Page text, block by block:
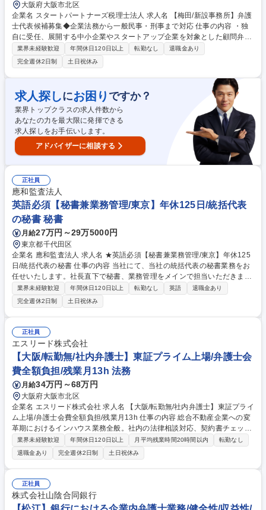
大阪府大阪市北区
企業名 スタートパートナーズ税理士法人 求人名 【梅田/新設事務所】弁護
士代表候補募集◆企業法務から一般民事・刑事まで対応 仕事の内容 ・独
自に受任、展開する中小企業やスタートアップ企業を対象とした顧問弁護
士業務（契約書チェック、労務相談、機関設計等） ・M&Aや事業承継に
おける法的スキームの構築・デューデリジェンス ・債権回収といった「企
業法務・商事法務」全般 ・個人のクライアントに対する親族・相続案件
（遺産分割協議、遺言書作成等）や不動産取引に関する「民事・資産法
務」 幅広く携わっていただくほか、オープニングスタッフとして事務所の
業務フローや各種書式・テンプレートの整備といった立ち上げ・運営業務
にも初期から深くコミットしていただきます。 募集職種 【梅田/新設事務
所】弁護士代表候補募集◆企業法務から一般民事・刑事まで対応
業界未経験歓迎 年間休日120日以上 転勤なし
退職金あり
完全週休2日制
土日祝休み
求人探しにお困り ですか？
業界トップクラスの求人件数から
あなたの力を最大限に発揮できる
求人探しをお手伝いします。
アドバイザーに相談する
正社員
應和監査法人
英語必須【秘書兼業務管理/東京】年休125日/統括代表
の秘書 秘書
月給27万円～29万5000円
東京都千代田区
企業名 應和監査法人 求人名 ★英語必須【秘書兼業務管理/東京】年休125
日/統括代表の秘書 仕事の内容 当社にて、当社の統括代表の秘書業務をお
任せいたします。社長直下で秘書、業務管理をメインで担当いただきま
す。※英語力を活かし秘書業務を担当頂きます 【詳細】■統括代表社員の
スケジュール管理 ■監査業務管理のサポート（管理資料の整理管理、アサ
インメント管理サポート）■総括代表社員の業務の補助（海外メンバーフ
ァーム代表とのコミュニケーション、新規ビジネスのサポート（議事録作
成等）、役員会/グループ会議運営サポート（議事録作成等）)】 募集職種
★英語必須【秘書兼業務管理/東京】年休125日/統括代表の秘書
業界未経験歓迎 年間休日120日以上 転勤なし 英語
退職金あり
完全週休2日制
土日祝休み
正社員
エスリード株式会社
【大阪/転勤無/社内弁護士】東証プライム上場/弁護士会
費全額負担/残業月13h 法務
月給34万円～68万円
大阪府大阪市北区
企業名 エスリード株式会社 求人名 【大阪/転勤無/社内弁護士】東証プライ
ム上場/弁護士会費全額負担/残業月13h 仕事の内容 総合不動産企業への変
革期におけるインハウス業務全般。社内の法律相談対応、契約書チェッ
ク、コンプライアンス対応、株主総会準備等を担当。縦割りなしで幅広く
携わり、ビジネス視点を身に着けることができます。 ■社内の法律相談対
応・トラブル解決(提携弁護士事務所との連携) ■契約書等の各種書類作
成・チェック ■法令改正等に伴うコンプライアンス対応の推進、研修実施
■株主総会に向けた準備等 【弁護士会費】年間で必要となる弁護士会費等
については、毎月の給与に上乗せして支給いたします。 募集職種 【大阪/
転勤無/社内弁護士】東証プライム上場/弁護士会費全額負担/残業月13h
業界未経験歓迎 年間休日120日以上 月平均残業時間20時間以内
転勤なし
退職金あり
完全週休2日制 土日祝休み
正社員
株式会社山陰合同銀行